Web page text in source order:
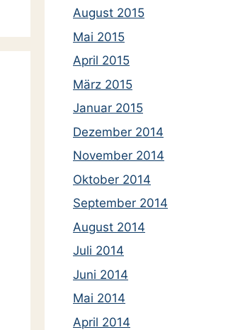
August 2015
Mai 2015
April 2015
März 2015
Januar 2015
Dezember 2014
November 2014
Oktober 2014
September 2014
August 2014
Juli 2014
Juni 2014
Mai 2014
April 2014